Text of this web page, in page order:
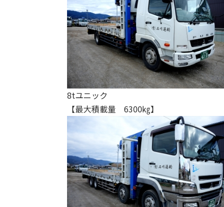
8tユニック
【最大積載量 6300㎏】